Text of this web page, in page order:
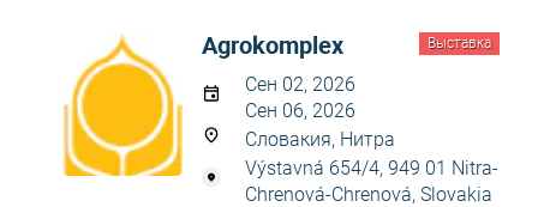
Выставка
Agrokomplex
Сен 02, 2026
Сен 06, 2026
Словакия, Нитра
Výstavná 654/4, 949 01 Nitra-
Chrenová-Chrenová, Slovakia